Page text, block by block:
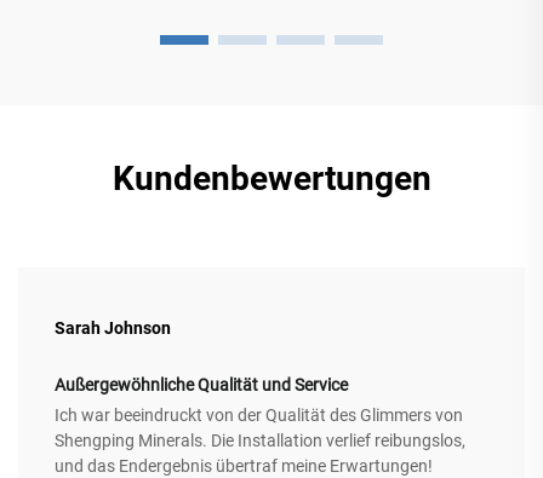
Kundenbewertungen
Sarah Johnson
Außergewöhnliche Qualität und Service
Ich war beeindruckt von der Qualität des Glimmers von
Shengping Minerals. Die Installation verlief reibungslos,
und das Endergebnis übertraf meine Erwartungen!